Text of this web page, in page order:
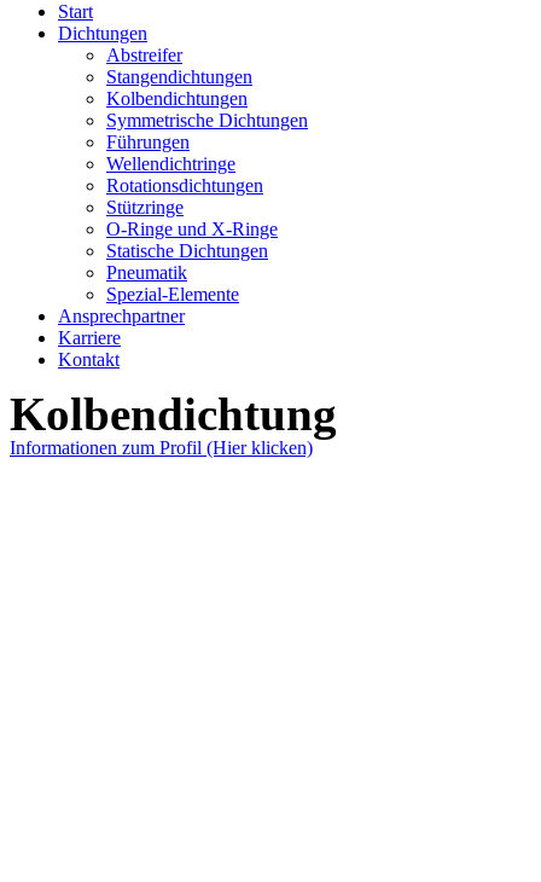
Start
Dichtungen
Abstreifer
Stangendichtungen
Kolbendichtungen
Symmetrische Dichtungen
Führungen
Wellendichtringe
Rotationsdichtungen
Stützringe
O-Ringe und X-Ringe
Statische Dichtungen
Pneumatik
Spezial-Elemente
Ansprechpartner
Karriere
Kontakt
Kolbendichtung
Informationen zum Profil (Hier klicken)